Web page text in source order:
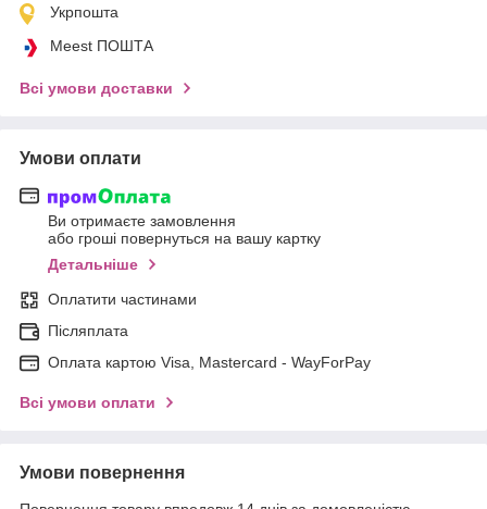
Укрпошта
Meest ПОШТА
Всі умови доставки
Умови оплати
Ви отримаєте замовлення
або гроші повернуться на вашу картку
Детальніше
Оплатити частинами
Післяплата
Оплата картою Visa, Mastercard - WayForPay
Всі умови оплати
Умови повернення